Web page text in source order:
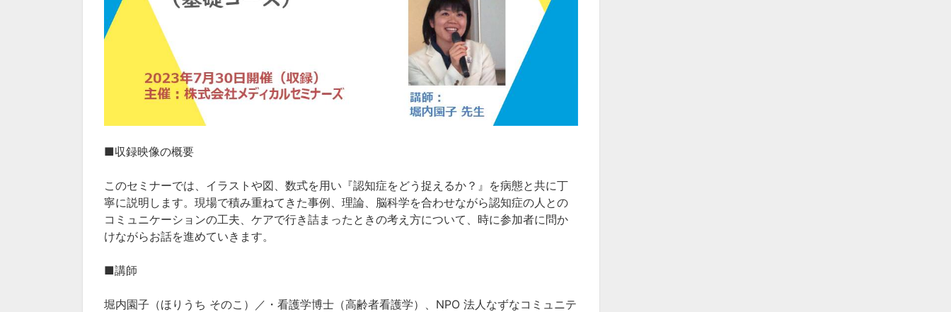
■収録映像の概要
このセミナーでは、イラストや図、数式を用い『認知症をどう捉えるか？』を病態と共に丁
寧に説明します。現場で積み重ねてきた事例、理論、脳科学を合わせながら認知症の人との
コミュニケーションの工夫、ケアで行き詰まったときの考え方について、時に参加者に問か
けながらお話を進めていきます。
■講師
堀内園子（ほりうち そのこ）／・看護学博士（高齢者看護学）、NPO 法人なずなコミュニテ